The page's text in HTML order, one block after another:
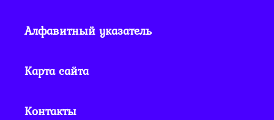
Алфавитный указатель
Карта сайта
Контакты